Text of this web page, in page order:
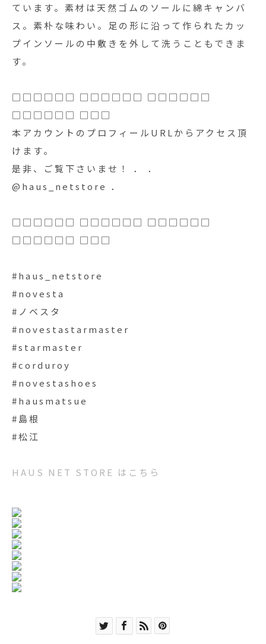
ています。素材は天然ゴムのソールに綿キャンバ
ス。素朴な味わい。足の形に沿って作られたカッ
プインソールの中敷きを外して洗うこともできま
す。
□□□□□□ □□□□□□ □□□□□□
□□□□□□ □□□
本アカウントのプロフィールURLからアクセス頂
けます。
是非、ご覧下さいませ！ ． ．
@haus_netstore ．
□□□□□□ □□□□□□ □□□□□□
□□□□□□ □□□
#haus_netstore
#novesta
#ノベスタ
#novestastarmaster
#starmaster
#corduroy
#novestashoes
#hausmatsue
#島根
#松江
HAUS NET STORE はこちら